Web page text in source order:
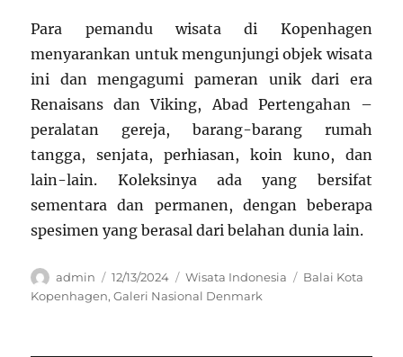
Para pemandu wisata di Kopenhagen
menyarankan untuk mengunjungi objek wisata
ini dan mengagumi pameran unik dari era
Renaisans dan Viking, Abad Pertengahan –
peralatan gereja, barang-barang rumah
tangga, senjata, perhiasan, koin kuno, dan
lain-lain. Koleksinya ada yang bersifat
sementara dan permanen, dengan beberapa
spesimen yang berasal dari belahan dunia lain.
Author
admin
Posted
on
12/13/2024 Categories
Wisata Indonesia Tags
Balai Kota
Kopenhagen,Galeri Nasional Denmark